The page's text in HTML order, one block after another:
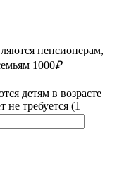
пенсионерам,
1000₽
детям в возрасте
не требуется (1